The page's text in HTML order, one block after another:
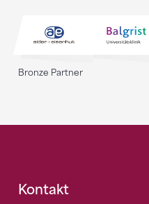
Bronze Partner
Fusszeile
Kontakt